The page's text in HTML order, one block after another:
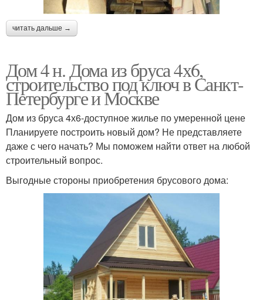
читать дальше →
Дом 4 н. Дома из бруса 4х6,
строительство под ключ в Санкт-
Петербурге и Москве
Дом из бруса 4х6-доступное жилье по умеренной цене
Планируете построить новый дом? Не представляете
даже с чего начать? Мы поможем найти ответ на любой
строительный вопрос.
Выгодные стороны приобретения брусового дома: